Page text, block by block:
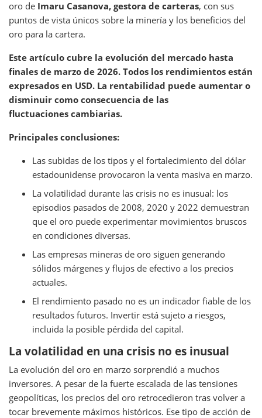
oro de Imaru Casanova, gestora de carteras, con sus
puntos de vista únicos sobre la minería y los beneficios del
oro para la cartera.
Este artículo cubre la evolución del mercado hasta
finales de marzo de 2026. Todos los rendimientos están
expresados en USD. La rentabilidad puede aumentar o
disminuir como consecuencia de las
fluctuaciones cambiarias.
Principales conclusiones:
Las subidas de los tipos y el fortalecimiento del dólar
estadounidense provocaron la venta masiva en marzo.
La volatilidad durante las crisis no es inusual: los
episodios pasados de 2008, 2020 y 2022 demuestran
que el oro puede experimentar movimientos bruscos
en condiciones diversas.
Las empresas mineras de oro siguen generando
sólidos márgenes y flujos de efectivo a los precios
actuales.
El rendimiento pasado no es un indicador fiable de los
resultados futuros. Invertir está sujeto a riesgos,
incluida la posible pérdida del capital.
La volatilidad en una crisis no es inusual
La evolución del oro en marzo sorprendió a muchos
inversores. A pesar de la fuerte escalada de las tensiones
geopolíticas, los precios del oro retrocedieron tras volver a
tocar brevemente máximos históricos. Ese tipo de acción de